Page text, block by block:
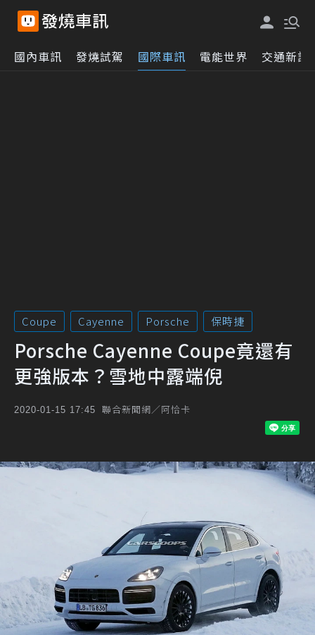
國內車訊 發燒試駕 國際車訊 電能世界 交通新訊
Coupe Cayenne Porsche 保時捷
Porsche Cayenne Coupe竟還有
更強版本？雪地中露端倪
2020-01-15 17:45 聯合新聞網／阿恰卡